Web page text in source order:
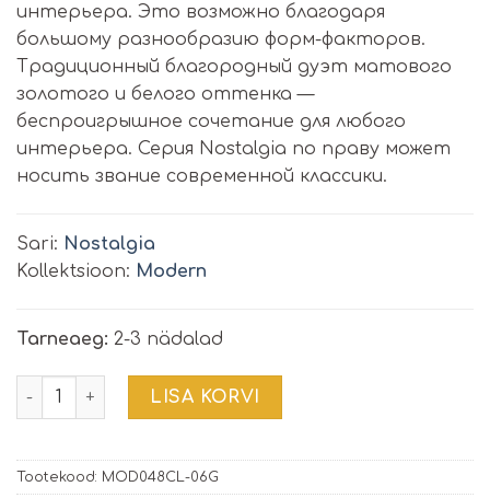
интерьера. Это возможно благодаря
большому разнообразию форм-факторов.
Традиционный благородный дуэт матового
золотого и белого оттенка —
беспроигрышное сочетание для любого
интерьера. Серия Nostalgia по праву может
носить звание современной классики.
Sari: Nostalgia
Kollektsioon: Modern
Tarneaeg: 2-3 nädalad
Laevalgusti Nostalgia | MOD048CL-06G kogus
LISA KORVI
Tootekood: MOD048CL-06G